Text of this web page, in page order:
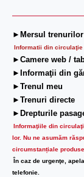
►Mersul trenurilor
Informatii din circulaţie
►Camere web /
►Informaţii din
►Trenul meu
►Trenuri directe
►Drepturile
Informaţiile din
lor. Nu ne asumăm
circumstanțiale
În caz de urgenţe,
telefonie.